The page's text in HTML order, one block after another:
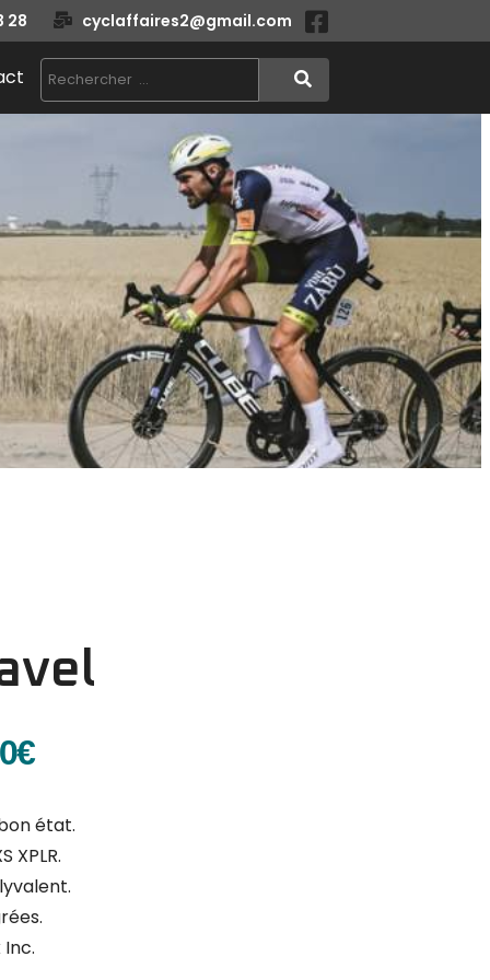
28 cyclaffaires2@gmail.com
€
état.
XPLR.